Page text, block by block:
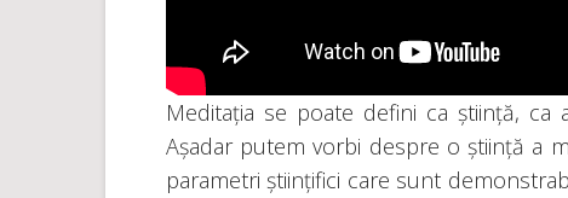
Meditația se poate defini ca știință, ca
Așadar putem vorbi despre o știință a
parametri științifici care sunt